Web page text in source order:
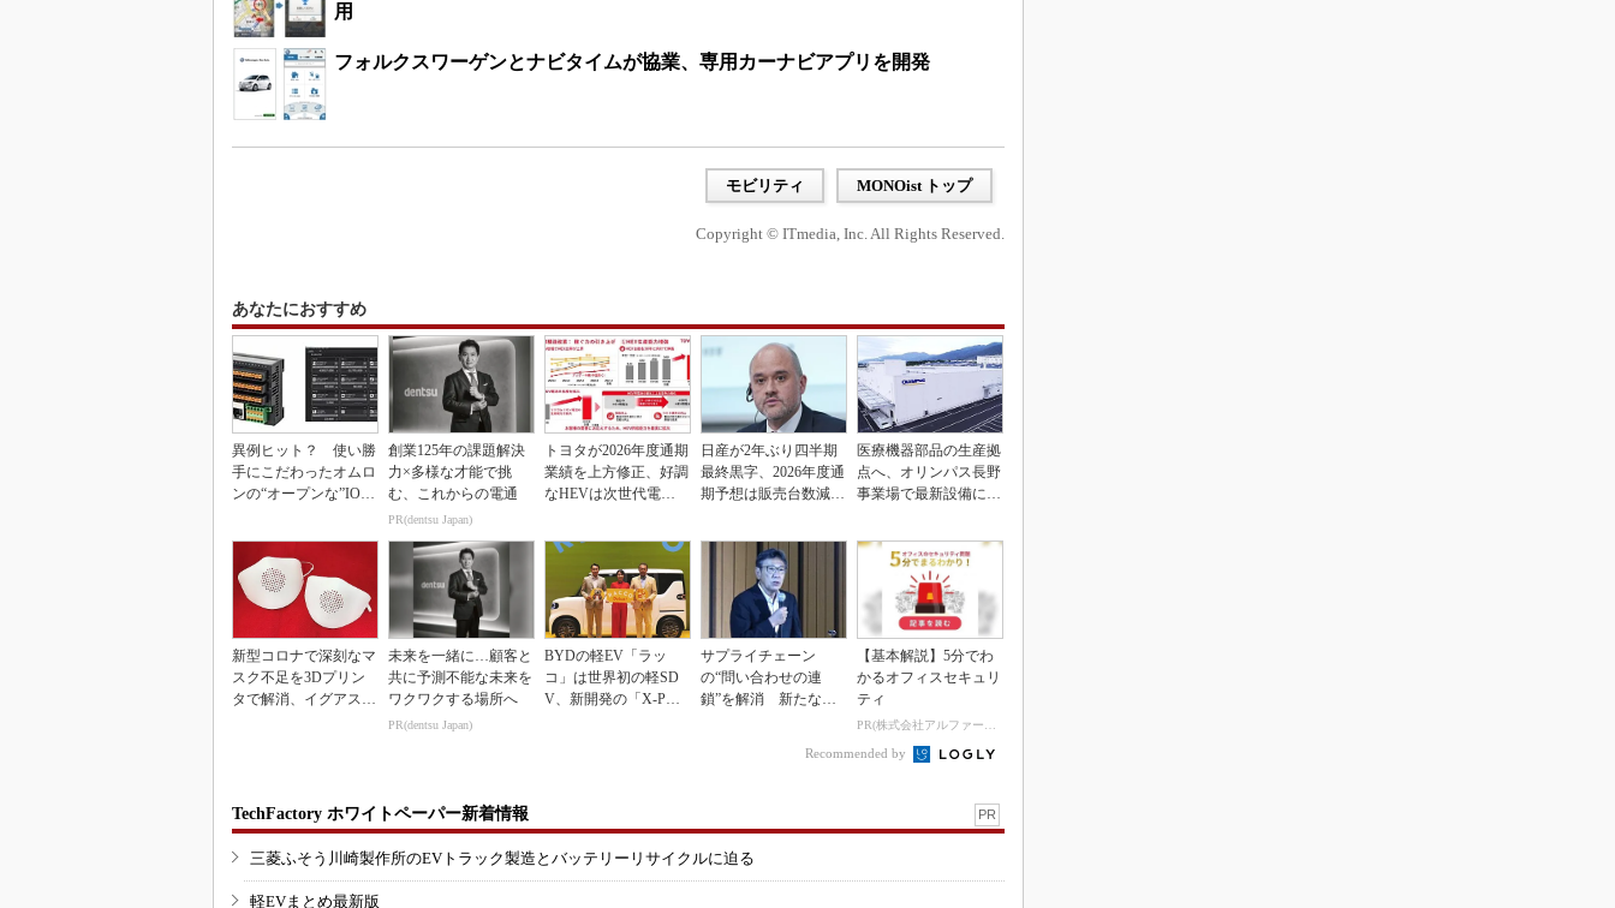
用
フォルクスワーゲンとナビタイムが協業、専用カーナビアプリを開発
モビリティ MONOist トップ
Copyright © ITmedia, Inc. All Rights Reserved.
あなたにおすすめ
異例ヒット？ 使い勝
手にこだわったオムロ
ンの“オープンな”IO-L
創業125年の課題解決
力×多様な才能で挑
む、これからの電通
PR(dentsu Japan)
トヨタが2026年度通期
業績を上方修正、好調
なHEVは次世代電池
日産が2年ぶり四半期
最終黒字、2026年度通
期予想は販売台数減も
医療機器部品の生産拠
点へ、オリンパス長野
事業場で最新設備に機
新型コロナで深刻なマ
スク不足を3Dプリン
タで解消、イグアスが
未来を一緒に…顧客と
共に予測不能な未来を
ワクワクする場所へ
PR(dentsu Japan)
BYDの軽EV「ラッ
コ」は世界初の軽SD
V、新開発の「X-PAC
サプライチェーン
の“問い合わせの連
鎖”を解消 新たな情
【基本解説】5分でわ
かるオフィスセキュリ
ティ
PR(株式会社アルファーテクノ)
Recommended by
TechFactory ホワイトペーパー新着情報 PR
三菱ふそう川崎製作所のEVトラック製造とバッテリーリサイクルに迫る
軽EVまとめ最新版